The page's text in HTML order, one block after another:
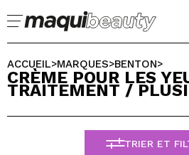
J'suis déjà #maquilover, j'ai un
ACCUEILLIR!
CHOISISSEZ
ALEMAN
ACCUEIL>MARQUES>BENTON>
CRÈME POUR LES
TRAITEMENT /
TRIER ET